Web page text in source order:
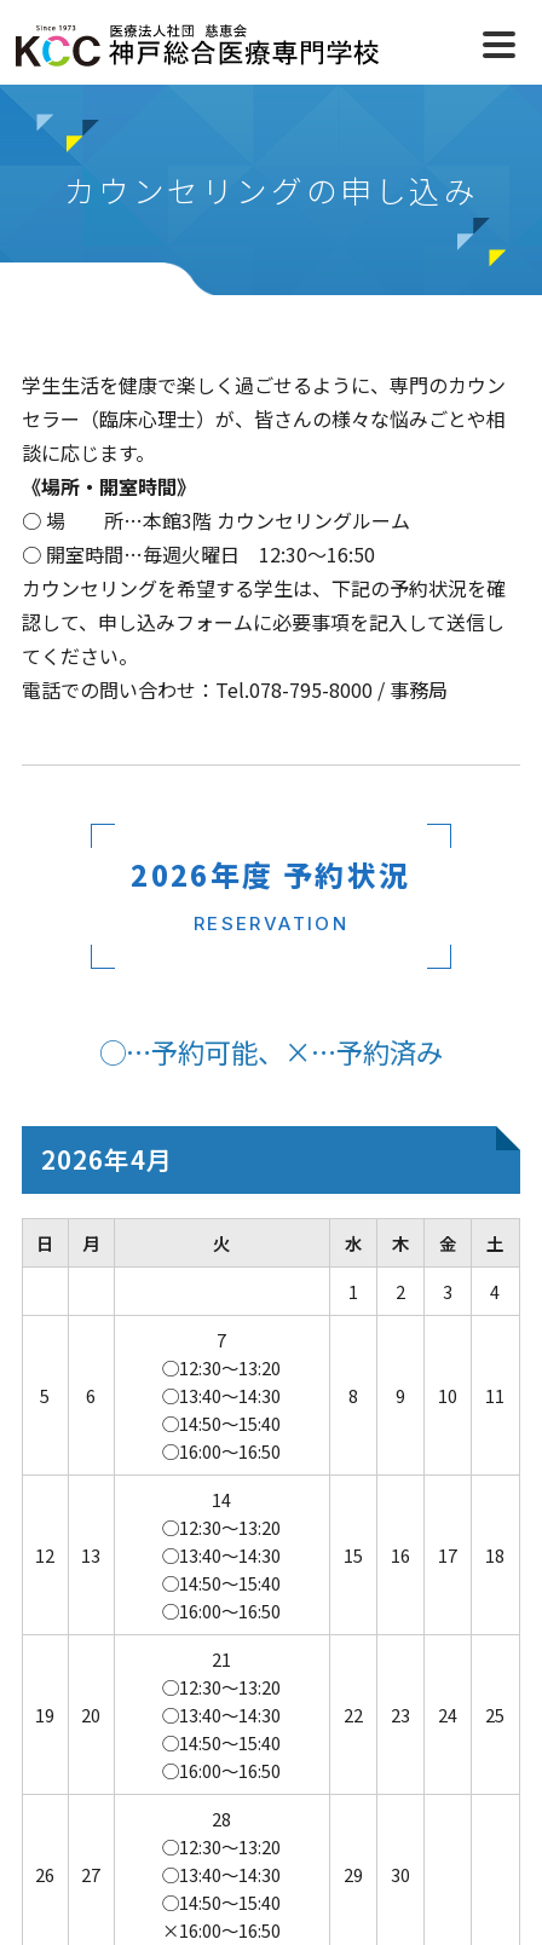
カウンセリングの申し込み
学生生活を健康で楽しく過ごせるように、専門のカウン
セラー（臨床心理士）が、皆さんの様々な悩みごとや相
談に応じます。
《場所・開室時間》
○ 場 所…本館3階 カウンセリングルーム
○ 開室時間…毎週火曜日 12:30～16:50
カウンセリングを希望する学生は、下記の予約状況を確
認して、申し込みフォームに必要事項を記入して送信し
てください。
電話での問い合わせ：Tel.078-795-8000 / 事務局
2026年度 予約状況
RESERVATION
◯…予約可能、×…予約済み
2026年4月
日 月 火 水 木 金
土
1
2 3 4
5 6
7
◯12:30～13:20
◯13:40～14:30
◯14:50～15:40
◯16:00～16:50
8 9 10 11
12 13
14
◯12:30～13:20
◯13:40～14:30
◯14:50～15:40
◯16:00～16:50
15 16 17 18
19 20
21
◯12:30～13:20
◯13:40～14:30
◯14:50～15:40
◯16:00～16:50
22 23 24 25
26 27
28
◯12:30～13:20
◯13:40～14:30
◯14:50～15:40
×16:00～16:50
29 30